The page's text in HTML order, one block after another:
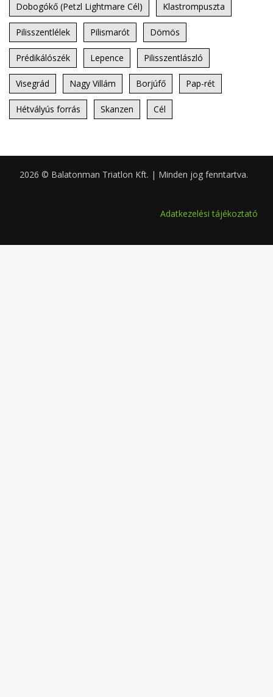
Dobogókő (Petzl Lightmare Cél) Klastrompuszta
Pilisszentlélek Pilismarót Dömös
Prédikálószék Lepence Pilisszentlászló
Visegrád Nagy Villám Borjúfő Pap-rét
Hétvályús forrás Skanzen Cél
2026 © Balatonman Triatlon Kft. | Minden jog fenntartva.
Adatkezelési tájékoztató